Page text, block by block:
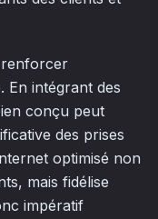
renforcer
En intégrant des
conçu peut
des prises
optimisé non
mais fidélise
impératif